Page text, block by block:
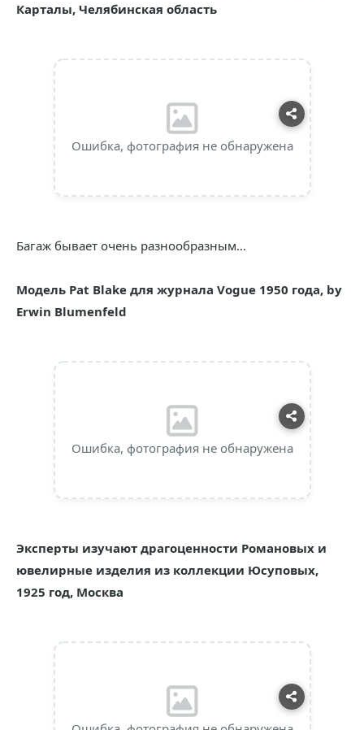
Карталы, Челябинская область
Ошибка, фотография не обнаружена
Багаж бывает очень разнообразным…
Модель Pat Blake для журнала Vogue 1950 года, by
Erwin Blumenfeld
Ошибка, фотография не обнаружена
Эксперты изучают драгоценности Романовых и
ювелирные изделия из коллекции Юсуповых,
1925 год, Москва